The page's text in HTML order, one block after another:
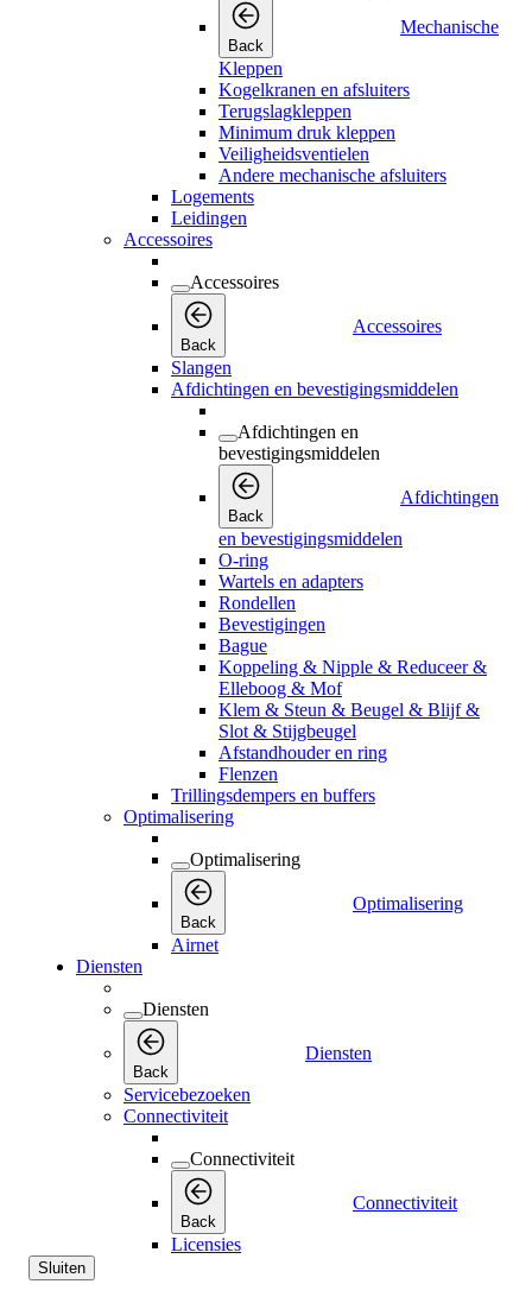
Back
Mechanische
Kleppen
Kogelkranen en afsluiters
Terugslagkleppen
Minimum druk kleppen
Veiligheidsventielen
Andere mechanische afsluiters
Logements
Leidingen
Accessoires
Accessoires
Back
Accessoires
Slangen
Afdichtingen en bevestigingsmiddelen
Afdichtingen en
bevestigingsmiddelen
Back
Afdichtingen
en bevestigingsmiddelen
O-ring
Wartels en adapters
Rondellen
Bevestigingen
Bague
Koppeling & Nipple & Reduceer &
Elleboog & Mof
Klem & Steun & Beugel & Blijf &
Slot & Stijgbeugel
Afstandhouder en ring
Flenzen
Trillingsdempers en buffers
Optimalisering
Optimalisering
Back
Optimalisering
Airnet
Diensten
Diensten
Back
Diensten
Servicebezoeken
Connectiviteit
Connectiviteit
Back
Connectiviteit
Licensies
Sluiten